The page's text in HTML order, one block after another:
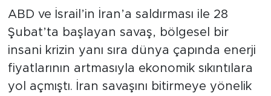
ABD ve İsrail’in İran’a saldırması ile 28
Şubat’ta başlayan savaş, bölgesel bir
insani krizin yanı sıra dünya çapında enerji
fiyatlarının artmasıyla ekonomik sıkıntılara
yol açmıştı. İran savaşını bitirmeye yönelik